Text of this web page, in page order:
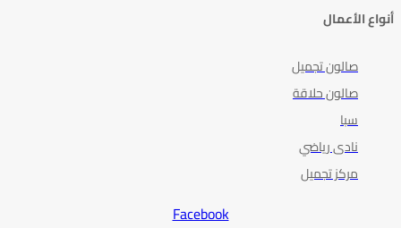
أنواع الأعمال
صالون تجميل
صالون حلاقة
سبا
نادى رياضي
مركز تجميل
Facebook